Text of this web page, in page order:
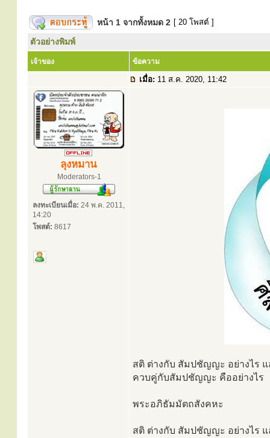
หน้า 1 จากทั้งหมด 2 [ 20 โพสต์ ]
ตัวอย่างพิมพ์
เจ้าของ ข้อความ
เมื่อ: 11 ส.ค. 2020, 11:42
ลุงหมาน
Moderators-1
ลงทะเบียนเมื่อ: 24 พ.ค. 2011,
14:20
โพสต์: 8617
สติ ต่างกับ สัมปชัญญะ อย่างไร
ควบคู่กับสัมปชัญญะ คืออย่างไร
พระอภิธัมมัตถสังคหะ
สติ ต่างกับ สัมปชัญญะ อย่างไร